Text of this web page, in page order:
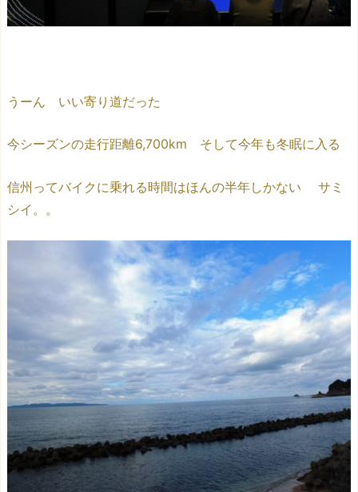
うーん いい寄り道だった
今シーズンの走行距離6,700km そして今年も冬眠に入る
信州ってバイクに乗れる時間はほんの半年しかない サミ
シイ。。